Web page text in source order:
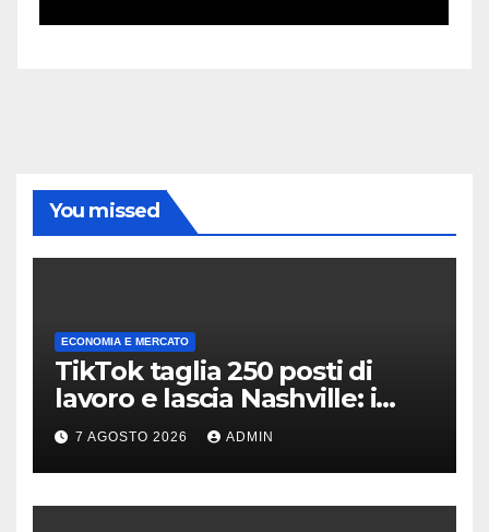
You missed
ECONOMIA E MERCATO
TikTok taglia 250 posti di
lavoro e lascia Nashville: i
motivi della scelta
7 AGOSTO 2026 ADMIN